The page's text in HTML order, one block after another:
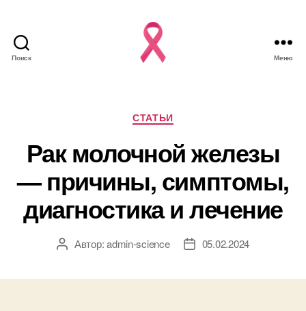
Поиск Меню
Рубрики
СТАТЬИ
Рак молочной железы
— причины, симптомы,
диагностика и лечение
АвторАвтор:admin-science
Дата05.02.2024